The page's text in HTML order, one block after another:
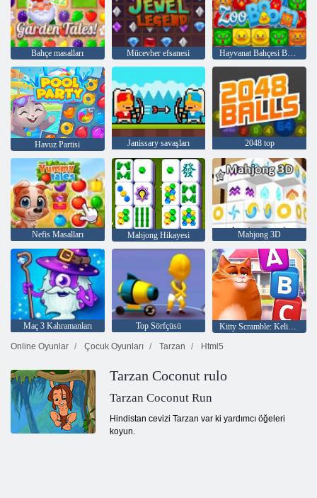
Bahçe masalları Mücevher efsanesi Hayvanat Bahçesi Boom
Havuz Partisi Janissary savaşları 2048 top
Nefis Masalları Mahjong Hikayesi Mahjong 3D
Maç 3 Kahramanları Top Sörfçüsü
Kitty Scramble: Kelime Yığınları
Online Oyunlar
Çocuk Oyunları Tarzan Html5
Tarzan Coconut rulo
Tarzan Coconut Run
Hindistan cevizi Tarzan var ki yardımcı öğeleri
koyun.